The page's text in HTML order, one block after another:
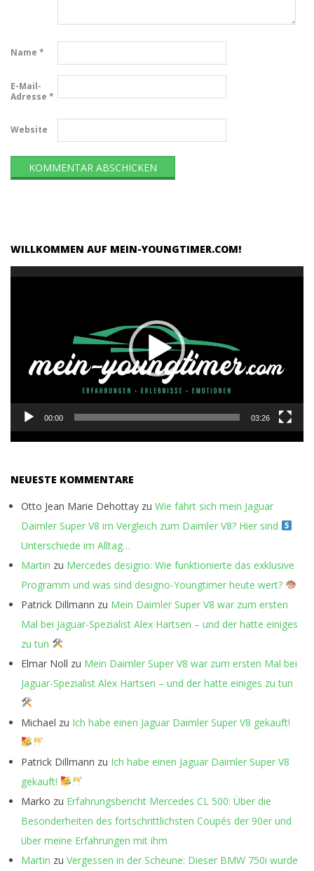
Name *
E-Mail-
Adresse *
Website
WILLKOMMEN AUF MEIN-YOUNGTIMER.COM!
Video-
00:00 03:26
NEUESTE KOMMENTARE
Otto Jean Marie Dehottay zu Wie fährt sich mein Jaguar
Daimler Super V8 im Vergleich zum Daimler V8? Hier sind
Unterschiede im Alltag…
Martin zu Mercedes designo: Wie funktionierte das exklusive
Programm und was sind designo-Youngtimer heute wert?
Patrick Dillmann zu Mein Daimler Super V8 war zum ersten
Mal bei Jaguar-Spezialist Alex Hartsen – und der hatte einiges
zu tun
Elmar Noll zu Mein Daimler Super V8 war zum ersten Mal bei
Jaguar-Spezialist Alex Hartsen – und der hatte einiges zu tun
Michael zu Ich habe einen Jaguar Daimler Super V8 gekauft!
Patrick Dillmann zu Ich habe einen Jaguar Daimler Super V8
gekauft!
Marko zu Erfahrungsbericht Mercedes CL 500: Über die
Besonderheiten des fortschrittlichsten Coupés der 90er und
über meine Erfahrungen mit ihm
Martin zu Vergessen in der Scheune: Dieser BMW 750i wurde